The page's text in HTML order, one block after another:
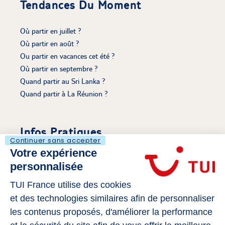
Tendances Du Moment
Où partir en juillet ?
Où partir en août ?
Ou partir en vacances cet été ?
Où partir en septembre ?
Quand partir au Sri Lanka ?
Quand partir à La Réunion ?
Infos Pratiques
Découvrir Le Voyaging
Mentions légales
S'évader sur Tui.fr
Politique de cookies
Gérer mes cookies
Déclaration d’Accessibilité
Continuer sans accepter
Votre expérience
personnalisée
TUI France utilise des cookies
et des technologies similaires afin de personnaliser
les contenus proposés, d'améliorer la performance